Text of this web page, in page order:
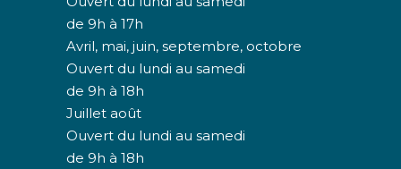
de 9h à 17h
Avril, mai, juin, septembre, octobre
Ouvert du lundi au samedi
de 9h à 18h
Juillet août
Ouvert du lundi au samedi
de 9h à 18h